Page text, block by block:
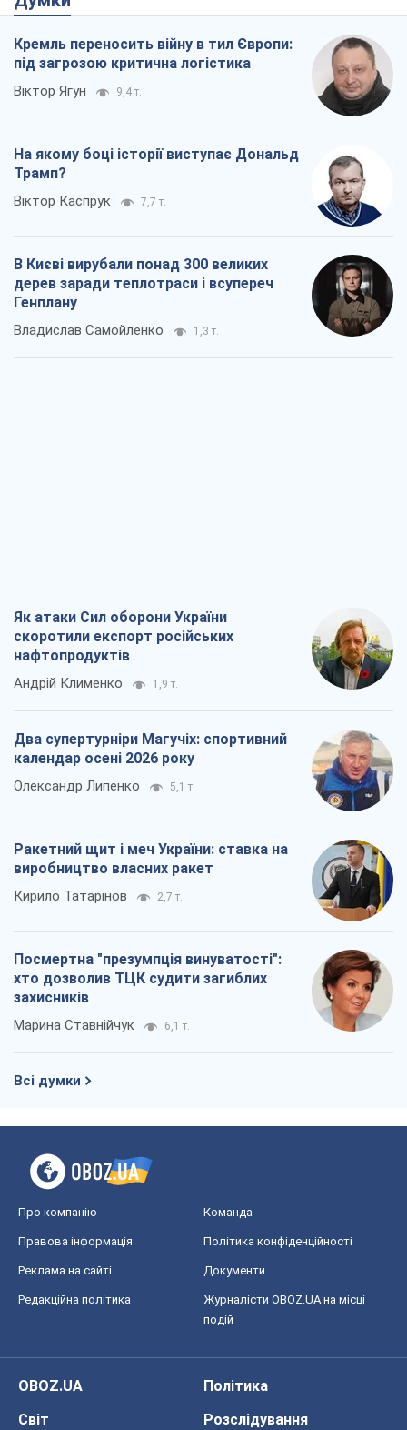
Кремль переносить війну в тил Європи:
під загрозою критична логістика
Віктор Ягун 9,4 т.
На якому боці історії виступає Дональд
Трамп?
Віктор Каспрук 7,7 т.
В Києві вирубали понад 300 великих
дерев заради теплотраси і всупереч
Генплану
Владислав Самойленко 1,3 т.
Як атаки Сил оборони України
скоротили експорт російських
нафтопродуктів
Андрій Клименко 1,9 т.
Два супертурніри Магучіх: спортивний
календар осені 2026 року
Олександр Липенко 5,1 т.
Ракетний щит і меч України: ставка на
виробництво власних ракет
Кирило Татарінов 2,7 т.
Посмертна "презумпція винуватості":
хто дозволив ТЦК судити загиблих
захисників
Марина Ставнійчук 6,1 т.
Всі думки
Про компанію Команда
Правова інформація Політика конфіденційності
Реклама на сайті Документи
Редакційна політика
Журналісти OBOZ.UA на місці
подій
OBOZ.UA
Політика
Світ
Розслідування